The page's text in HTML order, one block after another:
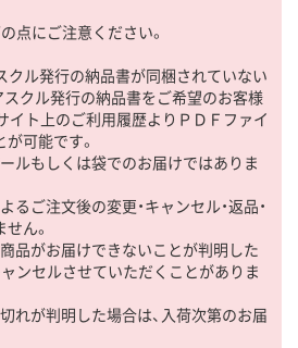
点にご注意ください。
クル発行の納品書が同梱されていない
クル発行の納品書をご希望のお客様
イト上のご利用履歴よりＰＤＦファイ
可能です。
ルもしくは袋でのお届けではありま
るご注文後の変更・キャンセル・返品・
ん。
品がお届けできないことが判明した
ンセルさせていただくことがありま
れが判明した場合は、入荷次第のお届